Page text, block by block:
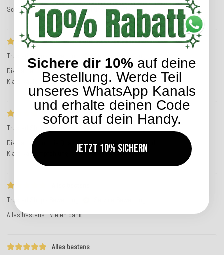
Schnelle unkomplizierte Bestellung und Lieferung
Die Farben und die Qualität sind…
Trusted Shops Bewertung
Die Farben und die Qualität sind einfach überzeugend.
Klare Kaufempfehlung.
Die Farben und die Qualität sind…
Trusted Shops Bewertung
Die Farben und die Qualität sind einfach überzeugend.
Klare Kaufempfehlung.
Trusted Shops Bewertung
Alles bestens - Vielen dank
Alles bestens
Sichere dir 10% auf deine
Bestellung. Werde Teil
unseres WhatsApp Kanals
und erhalte deinen Code
sofort auf dein Handy.
Jetzt 10% sichern